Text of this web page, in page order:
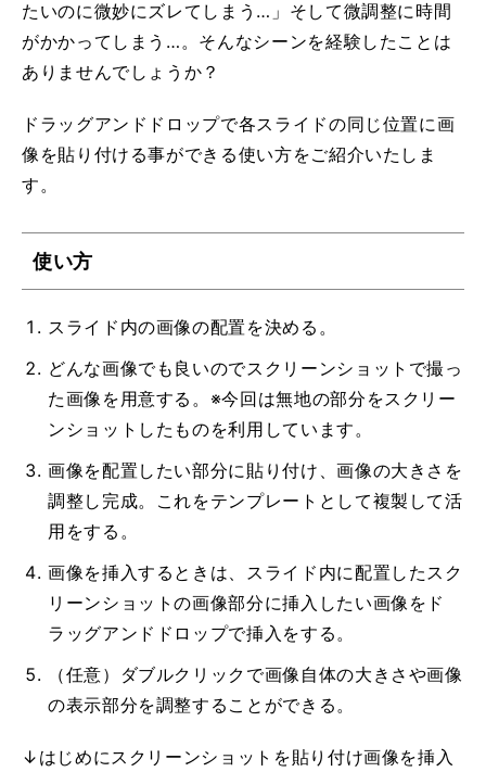
たいのに微妙にズレてしまう…」そして微調整に時間
がかかってしまう…。そんなシーンを経験したことは
ありませんでしょうか？
ドラッグアンドドロップで各スライドの同じ位置に画
像を貼り付ける事ができる使い方をご紹介いたしま
す。
使い方
スライド内の画像の配置を決める。
どんな画像でも良いのでスクリーンショットで撮っ
た画像を用意する。※今回は無地の部分をスクリー
ンショットしたものを利用しています。
画像を配置したい部分に貼り付け、画像の大きさを
調整し完成。これをテンプレートとして複製して活
用をする。
画像を挿入するときは、スライド内に配置したスク
リーンショットの画像部分に挿入したい画像をド
ラッグアンドドロップで挿入をする。
（任意）ダブルクリックで画像自体の大きさや画像
の表示部分を調整することができる。
↓はじめにスクリーンショットを貼り付け画像を挿入